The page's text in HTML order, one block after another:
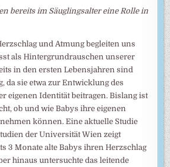
bereits im Säuglingsalter eine Rolle in
und Atmung begleiten uns
als Hintergrundrauschen unserer
in den ersten Lebensjahren sind
da sie etwa zur Entwicklung des
eigenen Identität beitragen. Bislang ist
ob und wie Babys ihre eigenen
können. Eine aktuelle Studie
der Universität Wien zeigt
3 Monate alte Babys ihren Herzschlag
hinaus untersuchte das leitende